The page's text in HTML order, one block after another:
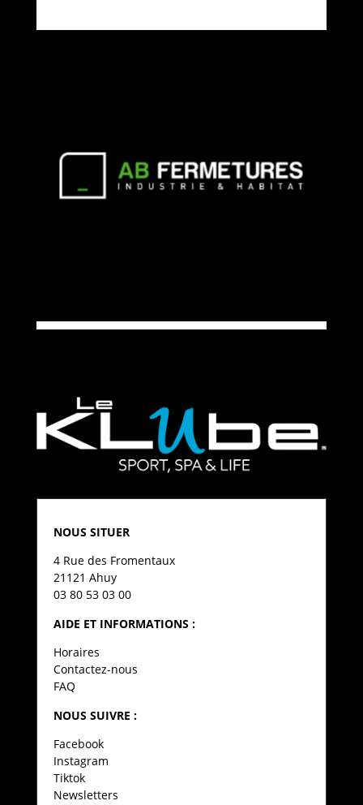
NOUS SITUER
4 Rue des Fromentaux
21121 Ahuy
03 80 53 03 00
AIDE ET INFORMATIONS :
Horaires
Contactez-nous
FAQ
NOUS SUIVRE :
Facebook
Instagram
Tiktok
Newsletters